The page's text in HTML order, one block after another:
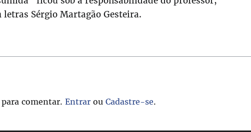
Sérgio Martagão Gesteira.
para comentar.Entrar ouCadastre-se.